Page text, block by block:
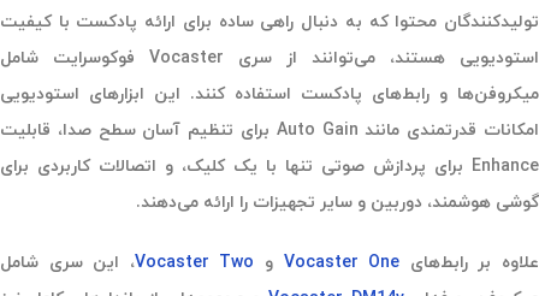
تولیدکنندگان محتوا که به دنبال راهی ساده برای ارائه پادکست با کیفیت
استودیویی هستند، می‌توانند از سری Vocaster فوکوسرایت شامل
میکروفن‌ها و رابط‌های پادکست استفاده کنند. این ابزارهای استودیویی
امکانات قدرتمندی مانند Auto Gain برای تنظیم آسان سطح صدا، قابلیت
Enhance برای پردازش صوتی تنها با یک کلیک، و اتصالات کاربردی برای
گوشی هوشمند، دوربین و سایر تجهیزات را ارائه می‌دهند.
علاوه بر رابط‌های Vocaster One و Vocaster Two، این سری شامل